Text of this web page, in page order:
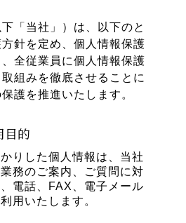
「当社」）は、以下のと
針を定め、個人情報保護
全従業員に個人情報保護
組みを徹底させることに
護を推進いたします。
目的
りした個人情報は、当社
務のご案内、ご質問に対
電話、FAX、電子メール
用いたします。